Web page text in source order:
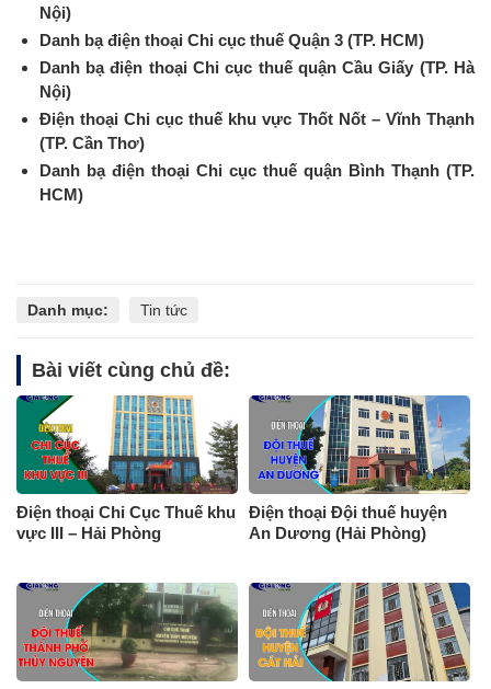
Nội)
Danh bạ điện thoại Chi cục thuế Quận 3 (TP. HCM)
Danh bạ điện thoại Chi cục thuế quận Cầu Giấy (TP. Hà
Nội)
Điện thoại Chi cục thuế khu vực Thốt Nốt – Vĩnh Thạnh
(TP. Cần Thơ)
Danh bạ điện thoại Chi cục thuế quận Bình Thạnh (TP.
HCM)
Danh mục: Tin tức
Bài viết cùng chủ đề:
Điện thoại Chi Cục Thuế khu
vực III – Hải Phòng
Điện thoại Đội thuế huyện
An Dương (Hải Phòng)